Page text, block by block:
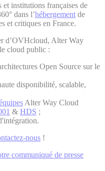
et institutions françaises de
dans l’hébergement de
et critiques en France.
d’OVHcloud, Alter Way
cloud public :
Open Source sur le
disponibilité, scalable,
Alter Way Cloud
& HDS ;
nous !
communiqué de presse